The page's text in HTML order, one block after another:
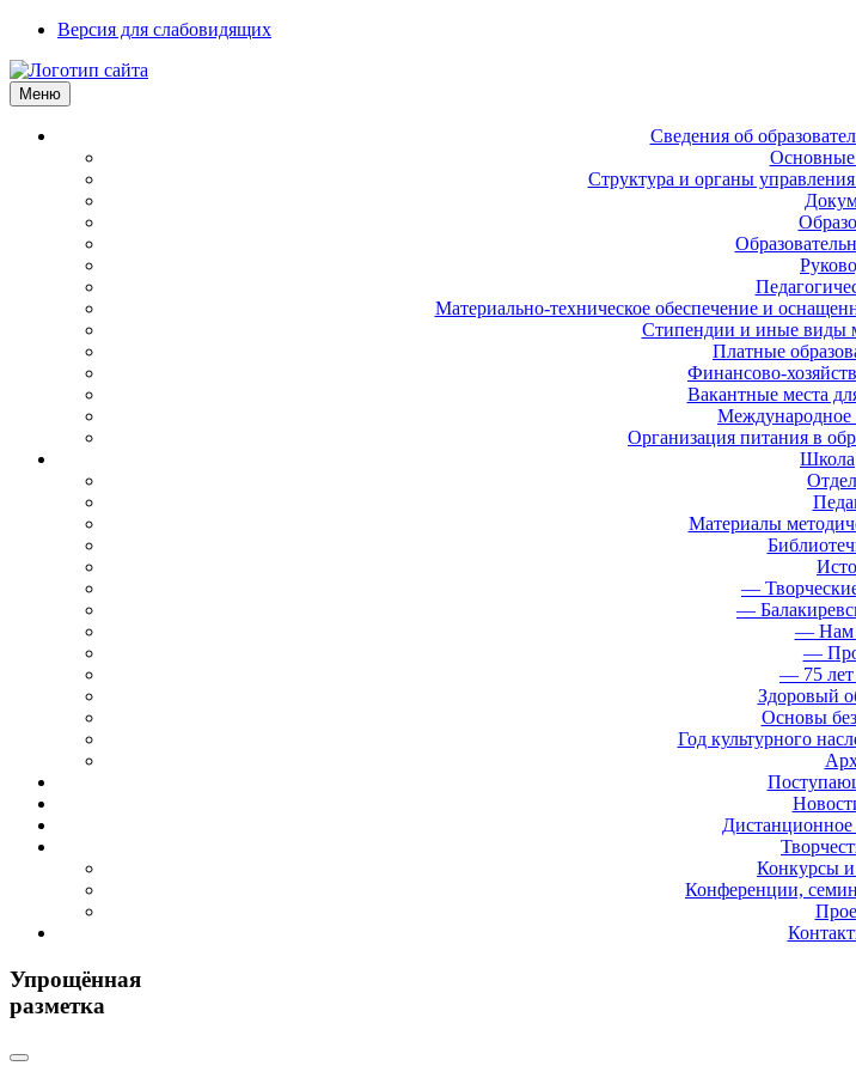
Версия для слабовидящих
Меню
Сведения об
Основные
Структура и органы
Материально-техническое обеспечение и
Стипендии и иные виды
Платные
Финансово-
Вакантные места
Международное
Организация питания в
Школа
Материалы
—
—
— Нам
—
— 75
Здоровый
Основы
Год культурного
Дистанционное
Конкурсы и
Конференции,
Упрощённая
разметка